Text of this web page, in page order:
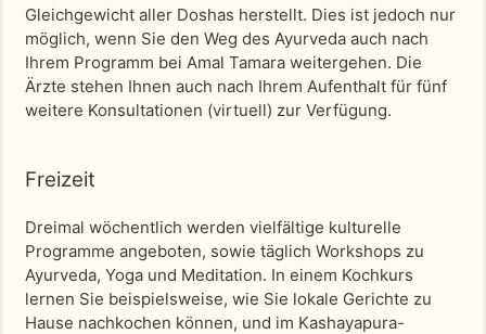
Gleichgewicht aller Doshas herstellt. Dies ist jedoch nur
möglich, wenn Sie den Weg des Ayurveda auch nach
Ihrem Programm bei Amal Tamara weitergehen. Die
Ärzte stehen Ihnen auch nach Ihrem Aufenthalt für fünf
weitere Konsultationen (virtuell) zur Verfügung.
Freizeit
Dreimal wöchentlich werden vielfältige kulturelle
Programme angeboten, sowie täglich Workshops zu
Ayurveda, Yoga und Meditation. In einem Kochkurs
lernen Sie beispielsweise, wie Sie lokale Gerichte zu
Hause nachkochen können, und im Kashayapura-